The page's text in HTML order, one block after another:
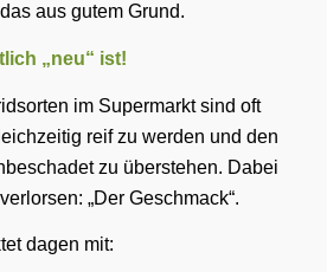
aus gutem Grund.
„neu“ ist!
im Supermarkt sind oft
reif zu werden und den
zu überstehen. Dabei
„Der Geschmack“.
dagen mit: